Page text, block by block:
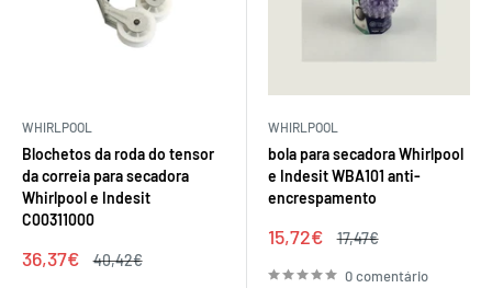
WHIRLPOOL
Blochetos da roda do tensor
da correia para secadora
Whirlpool e Indesit
C00311000
Preço
36,37€
Preço
40,42€
WHIRLPOOL
bola para secadora Whirlpool
e Indesit WBA101 anti-
encrespamento
Preço
venda
15,72€
Preço
17,47€
0 comentário